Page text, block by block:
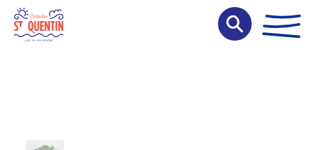
Panneau de gestion des cookies